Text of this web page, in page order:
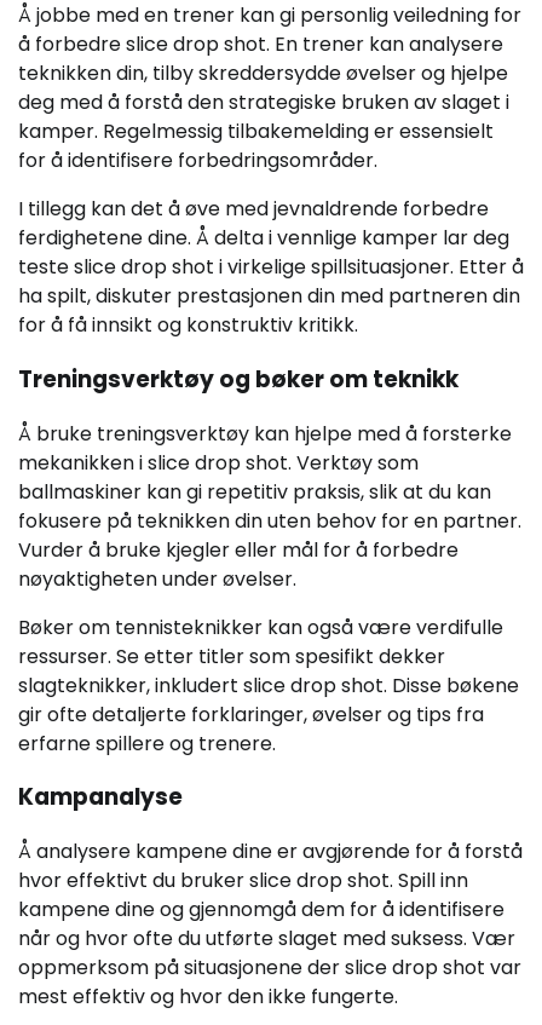
Å jobbe med en trener kan gi personlig veiledning for
å forbedre slice drop shot. En trener kan analysere
teknikken din, tilby skreddersydde øvelser og hjelpe
deg med å forstå den strategiske bruken av slaget i
kamper. Regelmessig tilbakemelding er essensielt
for å identifisere forbedringsområder.
I tillegg kan det å øve med jevnaldrende forbedre
ferdighetene dine. Å delta i vennlige kamper lar deg
teste slice drop shot i virkelige spillsituasjoner. Etter å
ha spilt, diskuter prestasjonen din med partneren din
for å få innsikt og konstruktiv kritikk.
Treningsverktøy og bøker om teknikk
Å bruke treningsverktøy kan hjelpe med å forsterke
mekanikken i slice drop shot. Verktøy som
ballmaskiner kan gi repetitiv praksis, slik at du kan
fokusere på teknikken din uten behov for en partner.
Vurder å bruke kjegler eller mål for å forbedre
nøyaktigheten under øvelser.
Bøker om tennisteknikker kan også være verdifulle
ressurser. Se etter titler som spesifikt dekker
slagteknikker, inkludert slice drop shot. Disse bøkene
gir ofte detaljerte forklaringer, øvelser og tips fra
erfarne spillere og trenere.
Kampanalyse
Å analysere kampene dine er avgjørende for å forstå
hvor effektivt du bruker slice drop shot. Spill inn
kampene dine og gjennomgå dem for å identifisere
når og hvor ofte du utførte slaget med suksess. Vær
oppmerksom på situasjonene der slice drop shot var
mest effektiv og hvor den ikke fungerte.